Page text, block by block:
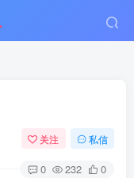
关注 私信
0 232 0